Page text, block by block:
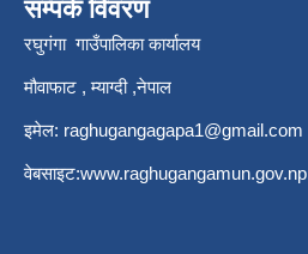
सम्पर्क विवरण
रघुगंगा गाउँपालिका कार्यालय
मौवाफाट , म्याग्दी ,नेपाल
इमेल: raghugangagapa1@gmail.com
वेबसाइट:www.raghugangamun.gov.np